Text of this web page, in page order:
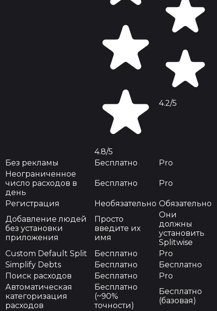
4.8/5
4.2/5
Без рекламы Бесплатно
Pro
Неограниченное
число расходов в
день
Бесплатно Pro
Регистрация Необязательно Обязательно
Добавление людей
без установки
приложения
Просто
введите их
имя
Они
должны
установить
Splitwise
Custom Default Split
Бесплатно
Pro
Simplify Debts
Бесплатно
Бесплатно
Поиск расходов
Бесплатно
Pro
Автоматическая
категоризация
расходов
Бесплатно
(~90%
точности)
Бесплатно
(базовая)